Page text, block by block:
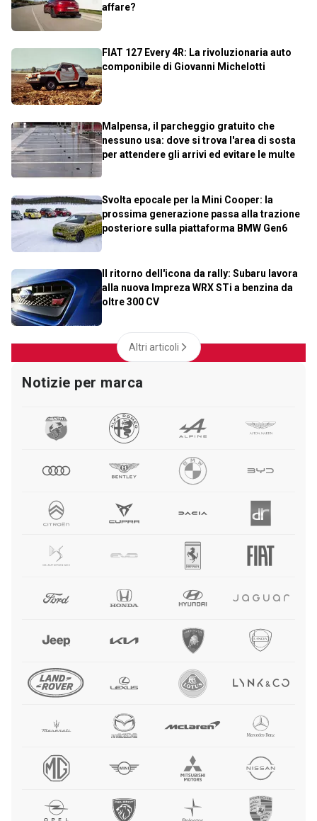
affare?
FIAT 127 Every 4R: La rivoluzionaria auto
componibile di Giovanni Michelotti
Malpensa, il parcheggio gratuito che
nessuno usa: dove si trova l'area di sosta
per attendere gli arrivi ed evitare le multe
Svolta epocale per la Mini Cooper: la
prossima generazione passa alla trazione
posteriore sulla piattaforma BMW Gen6
Il ritorno dell'icona da rally: Subaru lavora
alla nuova Impreza WRX STi a benzina da
oltre 300 CV
Altri articoli
Notizie per marca